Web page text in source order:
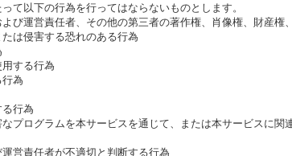
て以下の行為を行ってはならないものとします。
び運営責任者、その他の第三者の著作権、肖像権、財産権
は侵害する恐れのある行為
する行為
為
行為
プログラムを本サービスを通じて、または本サービスに関
営責任者が不適切と判断する行為